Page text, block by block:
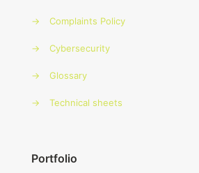
→ Complaints Policy
→ Cybersecurity
→ Glossary
→ Technical sheets
Portfolio